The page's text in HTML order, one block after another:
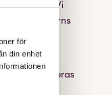
för
din enhet
av unga). Vi
hur tungt barns
även då deras